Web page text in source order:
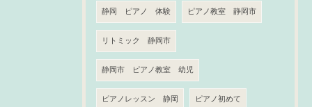
静岡 ピアノ 体験 ピアノ教室 静岡市
リトミック 静岡市
静岡市 ピアノ教室 幼児
ピアノレッスン 静岡 ピアノ初めて